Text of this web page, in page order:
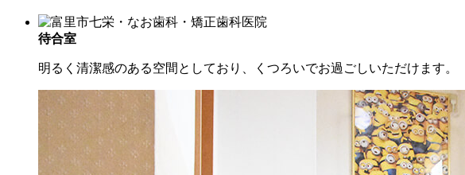
待合室
明るく清潔感のある空間としており、くつろいでお過ごしいただけます。